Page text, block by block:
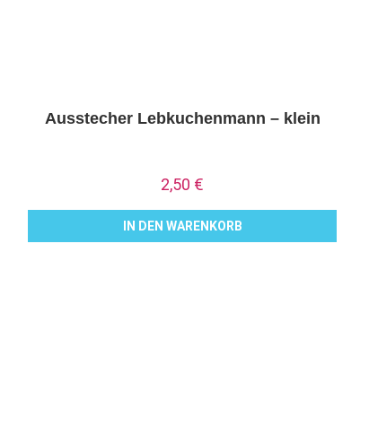
Ausstecher Lebkuchenmann – klein
2,50 €
IN DEN WARENKORB